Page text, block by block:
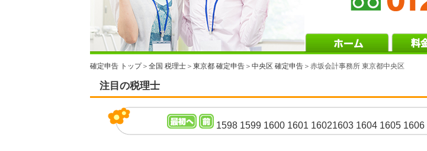
確定申告 トップ＞ 全国 税理士 ＞ 東京都 確定申告 ＞ 中央区 確定申告 ＞赤坂会計事務所 東京都中央区
注目の税理士
1598 1599 1600 1601 16021603 1604 1605 1606